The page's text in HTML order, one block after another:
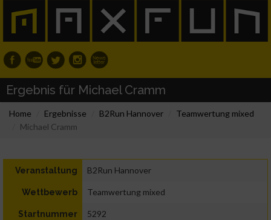
Ergebnis für Michael Cramm
Home Ergebnisse B2Run Hannover
Teamwertung mixed
Michael Cramm
Veranstaltung B2Run Hannover
Wettbewerb Teamwertung mixed
Startnummer 5292